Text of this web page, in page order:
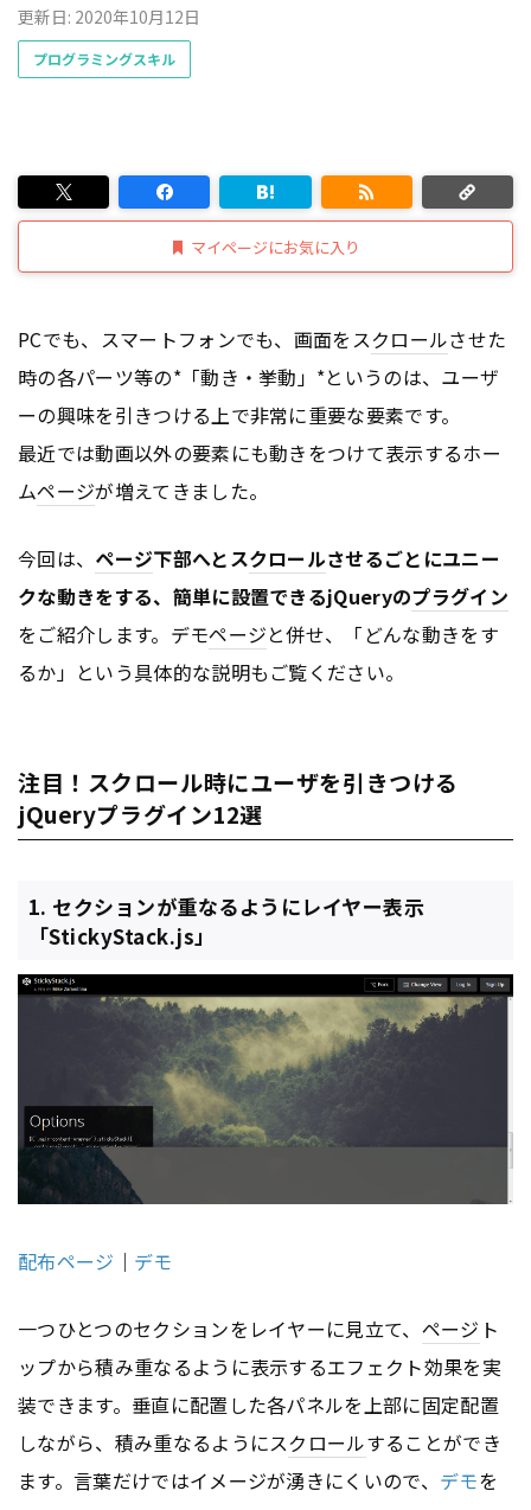
更新日: 2020年10月12日
プログラミングスキル
マイページにお気に入り
PCでも、スマートフォンでも、画面をスクロールさせた
時の各パーツ等の*「動き・挙動」*というのは、ユーザ
ーの興味を引きつける上で非常に重要な要素です。
最近では動画以外の要素にも動きをつけて表示するホー
ムページが増えてきました。
今回は、 ページ下部へとスクロールさせるごとにユニー
クな動きをする、簡単に設置できるjQueryのプラグイン
をご紹介します。デモページと併せ、「どんな動きをす
るか」という具体的な説明もご覧ください。
注目！スクロール時にユーザを引きつける
jQueryプラグイン12選
1. セクションが重なるようにレイヤー表示
「StickyStack.js」
配布ページ ｜ デモ
一つひとつのセクションをレイヤーに見立て、 ページ ト
ップから積み重なるように表示するエフェクト効果を実
装できます。垂直に配置した各パネルを上部に固定配置
しながら、積み重なるようにスクロールすることができ
ます。言葉だけではイメージが湧きにくいので、 デモを